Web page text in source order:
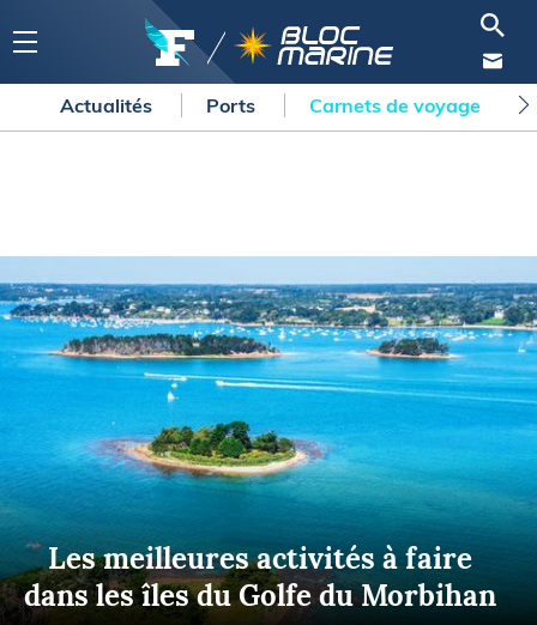
Actualités Ports Carnets de voyage
Les meilleures activités à faire
dans les îles du Golfe du Morbihan